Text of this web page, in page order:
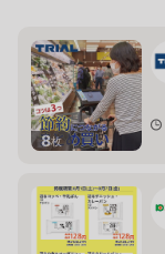
8枚